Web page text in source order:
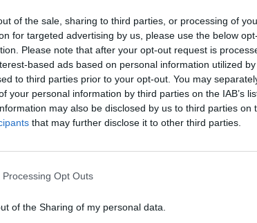
of the sale, sharing to third parties, or processing of
for targeted advertising by us, please use the below
Please note that after your opt-out request is
based ads based on personal information utilized
to third parties prior to your opt-out. You may
your personal information by third parties on the IAB’s
may also be disclosed by us to third parties on
that may further disclose it to other third parties.
Opt Outs
of the Sharing of my personal data.
Επιθεώρηση χώρων εργασίας και
Εντοπισμός κινδύνων και παραλείψεων σε
βελτίωσης
Επίβλεψη της ορθής εφαρμογής των μέτρων
Ενημέρωση και καθοδήγηση προσωπικού για
Συμμετοχή στην ανάπτυξη κουλτούρας υγείας
Πτυχίο ΑΕΙ ή ΤΕΙ σε μία από τις ειδικότητες:
Ηλεκτρολόγος Μηχανικός, Χημικός Μηχανικός,
Καλή γνώση Αγγλικής γλώσσας